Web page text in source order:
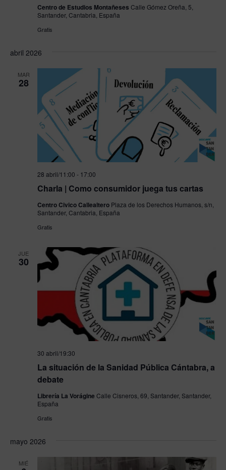
Centro de Estudios Montañeses Calle Gómez Oreña, 5,
Santander, Cantabria, España
Gratis
abril 2026
MAR
28
Charla | Como consumidor juega tus cartas
28 abril/11:00 - 17:00
Centro Civico Callealtero Plaza de los Derechos Humanos, s/n,
Santander, Cantabria, España
Gratis
JUE
30
La situación de la Sanidad Pública Cántabra, a
debate
30 abril/19:30
Librería La Vorágine Calle Cisneros, 69, Santander, Santander,
España
Gratis
mayo 2026
MIÉ